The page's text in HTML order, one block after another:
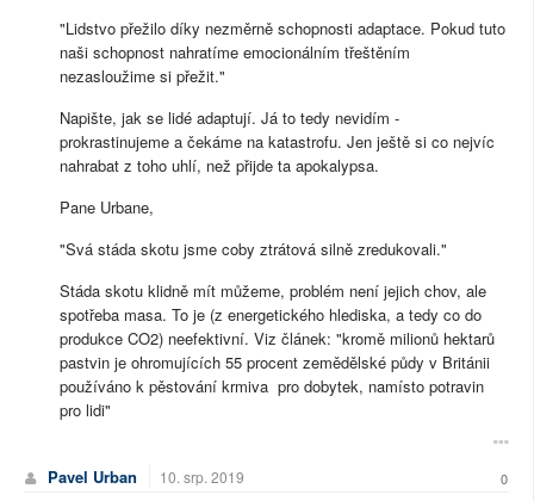
"Lidstvo přežilo díky nezměrně schopnosti adaptace. Pokud tuto
naši schopnost nahratíme emocionálním třeštěním
nezasloužime si přežit."
Napište, jak se lidé adaptují. Já to tedy nevidím -
prokrastinujeme a čekáme na katastrofu. Jen ještě si co nejvíc
nahrabat z toho uhlí, než přijde ta apokalypsa.
Pane Urbane,
"Svá stáda skotu jsme coby ztrátová silně zredukovali."
Stáda skotu klidně mít můžeme, problém není jejich chov, ale
spotřeba masa. To je (z energetického hlediska, a tedy co do
produkce CO2) neefektivní. Viz článek: "kromě milionů hektarů
pastvin je ohromujících 55 procent zemědělské půdy v Británii
používáno k pěstování krmiva pro dobytek, namísto potravin
pro lidi"
Pavel Urban 10. srp. 2019 0